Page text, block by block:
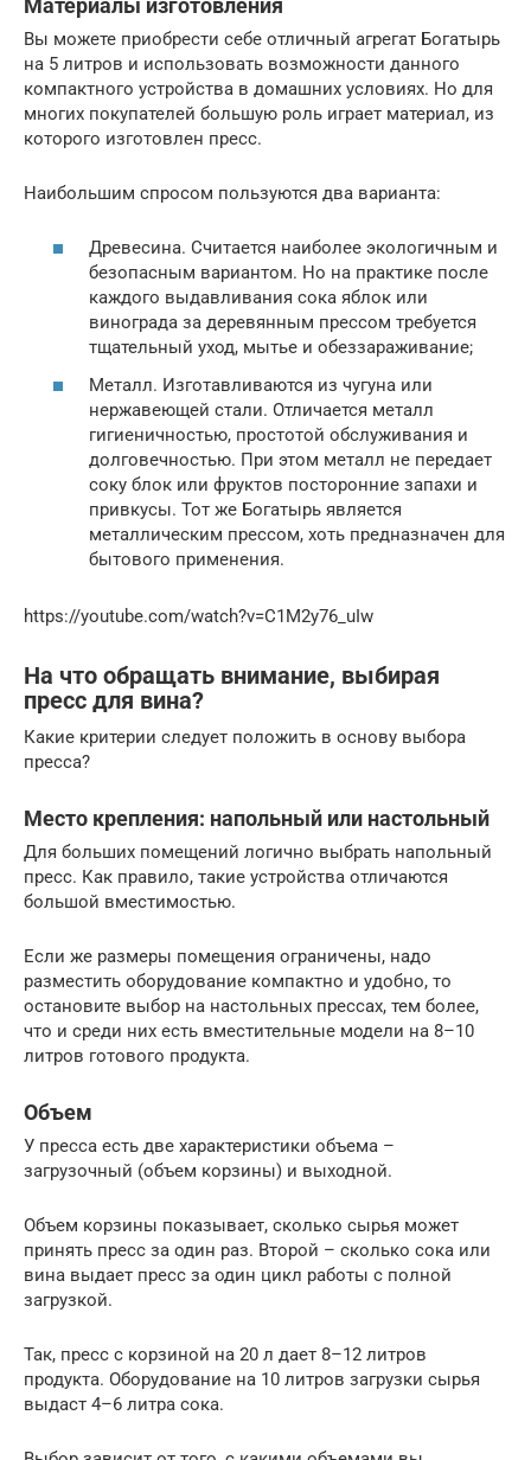
Материалы изготовления
Вы можете приобрести себе отличный агрегат Богатырь
на 5 литров и использовать возможности данного
компактного устройства в домашних условиях. Но для
многих покупателей большую роль играет материал, из
которого изготовлен пресс.
Наибольшим спросом пользуются два варианта:
Древесина. Считается наиболее экологичным и
безопасным вариантом. Но на практике после
каждого выдавливания сока яблок или
винограда за деревянным прессом требуется
тщательный уход, мытье и обеззараживание;
Металл. Изготавливаются из чугуна или
нержавеющей стали. Отличается металл
гигиеничностью, простотой обслуживания и
долговечностью. При этом металл не передает
соку блок или фруктов посторонние запахи и
привкусы. Тот же Богатырь является
металлическим прессом, хоть предназначен для
бытового применения.
https://youtube.com/watch?v=C1M2y76_uIw
На что обращать внимание, выбирая
пресс для вина?
Какие критерии следует положить в основу выбора
пресса?
Место крепления: напольный или настольный
Для больших помещений логично выбрать напольный
пресс. Как правило, такие устройства отличаются
большой вместимостью.
Если же размеры помещения ограничены, надо
разместить оборудование компактно и удобно, то
остановите выбор на настольных прессах, тем более,
что и среди них есть вместительные модели на 8–10
литров готового продукта.
Объем
У пресса есть две характеристики объема –
загрузочный (объем корзины) и выходной.
Объем корзины показывает, сколько сырья может
принять пресс за один раз. Второй – сколько сока или
вина выдает пресс за один цикл работы с полной
загрузкой.
Так, пресс с корзиной на 20 л дает 8–12 литров
продукта. Оборудование на 10 литров загрузки сырья
выдаст 4–6 литра сока.